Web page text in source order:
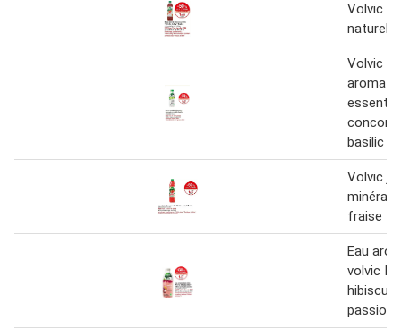
Volvic
Volvic
essentiel
basilic
Volvic
fraise
Eau
volvic
hibiscus
passion